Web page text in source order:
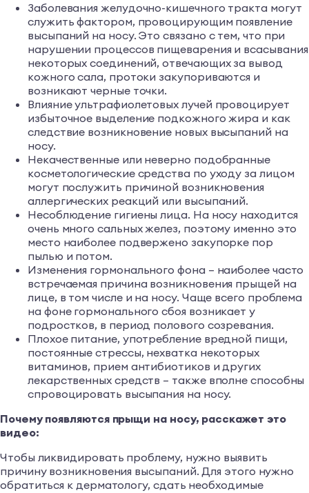
Заболевания желудочно-кишечного тракта могут
служить фактором, провоцирующим появление
высыпаний на носу. Это связано с тем, что при
нарушении процессов пищеварения и всасывания
некоторых соединений, отвечающих за вывод
кожного сала, протоки закупориваются и
возникают черные точки.
Влияние ультрафиолетовых лучей провоцирует
избыточное выделение подкожного жира и как
следствие возникновение новых высыпаний на
носу.
Некачественные или неверно подобранные
косметологические средства по уходу за лицом
могут послужить причиной возникновения
аллергических реакций или высыпаний.
Несоблюдение гигиены лица. На носу находится
очень много сальных желез, поэтому именно это
место наиболее подвержено закупорке пор
пылью и потом.
Изменения гормонального фона – наиболее часто
встречаемая причина возникновения прыщей на
лице, в том числе и на носу. Чаще всего проблема
на фоне гормонального сбоя возникает у
подростков, в период полового созревания.
Плохое питание, употребление вредной пищи,
постоянные стрессы, нехватка некоторых
витаминов, прием антибиотиков и других
лекарственных средств – также вполне способны
спровоцировать высыпания на носу.
Почему появляются прыщи на носу, расскажет это
видео:
Чтобы ликвидировать проблему, нужно выявить
причину возникновения высыпаний. Для этого нужно
обратиться к дерматологу, сдать необходимые